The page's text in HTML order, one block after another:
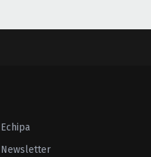
Echipa
Newsletter